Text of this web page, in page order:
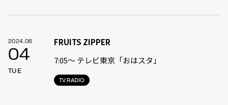
2024.06
04
TUE
TV.RADIO
FRUITS ZIPPER
7:05〜 テレビ東京「おはスタ」